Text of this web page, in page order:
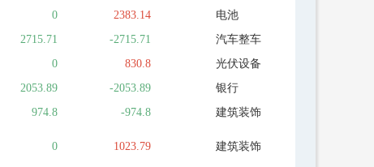
0 2383.14
电池
2715.71 -2715.71
汽车整车
0 830.8
光伏设备
2053.89 -2053.89
银行
974.8 -974.8 建筑装饰
0 1023.79 建筑装饰